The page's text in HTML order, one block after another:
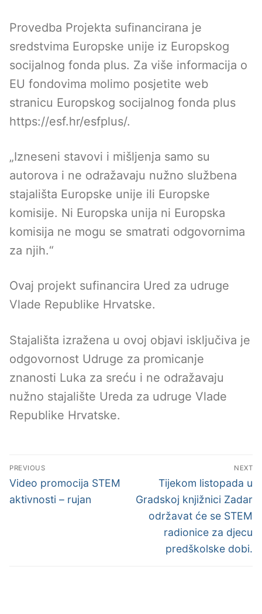
Provedba Projekta sufinancirana je
sredstvima Europske unije iz Europskog
socijalnog fonda plus. Za više informacija o
EU fondovima molimo posjetite web
stranicu Europskog socijalnog fonda plus
https://esf.hr/esfplus/.
„Izneseni stavovi i mišljenja samo su
autorova i ne odražavaju nužno službena
stajališta Europske unije ili Europske
komisije. Ni Europska unija ni Europska
komisija ne mogu se smatrati odgovornima
za njih.“
Ovaj projekt sufinancira Ured za udruge
Vlade Republike Hrvatske.
Stajališta izražena u ovoj objavi isključiva je
odgovornost Udruge za promicanje
znanosti Luka za sreću i ne odražavaju
nužno stajalište Ureda za udruge Vlade
Republike Hrvatske.
Post
navigation
PREVIOUS
Previous
post:
Video promocija STEM
aktivnosti – rujan
NEXT
Next
post:
Tijekom listopada u
Gradskoj knjižnici Zadar
održavat će se STEM
radionice za djecu
predškolske dobi.